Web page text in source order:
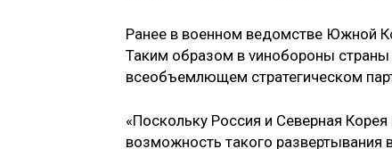
Ранее в военном ведомстве Южной
Таким образом в vинобороны
всеобъемлющем стратегическом
«Поскольку Россия и Северная
возможность такого